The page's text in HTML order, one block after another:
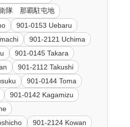
隊 那覇駐屯地
901-0153 Uebaru
901-2121 Uchima
901-0145 Takara
901-2112 Takushi
901-0144 Toma
901-0142 Kagamizu
901-2124 Kowan